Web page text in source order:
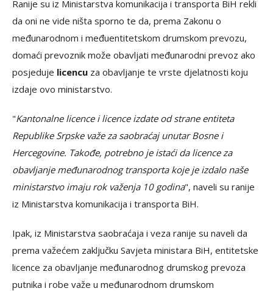
Ranije su iz Ministarstva komunikacija i transporta BiH rekli
da oni ne vide ništa sporno te da, prema Zakonu o
međunarodnom i međuentitetskom drumskom prevozu,
domaći prevoznik može obavljati međunarodni prevoz ako
posjeduje licencu za obavljanje te vrste djelatnosti koju
izdaje ovo ministarstvo.
"Kantonalne licence i licence izdate od strane entiteta
Republike Srpske važe za saobraćaj unutar Bosne i
Hercegovine. Takođe, potrebno je istaći da licence za
obavljanje međunarodnog transporta koje je izdalo naše
ministarstvo imaju rok važenja 10 godina", naveli su ranije
iz Ministarstva komunikacija i transporta BiH.
Ipak, iz Ministarstva saobraćaja i veza ranije su naveli da
prema važećem zaključku Savjeta ministara BiH, entitetske
licence za obavljanje međunarodnog drumskog prevoza
putnika i robe važe u međunarodnom drumskom